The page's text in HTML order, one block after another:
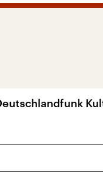
und Podcasts